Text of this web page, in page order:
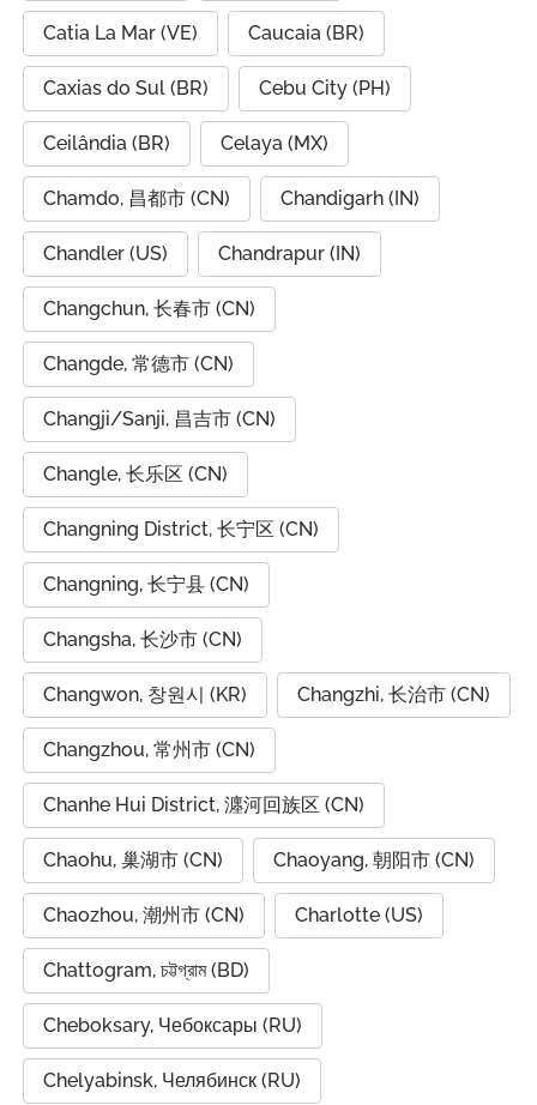
Catia La Mar (VE) Caucaia (BR)
Caxias do Sul (BR) Cebu City (PH)
Ceilândia (BR) Celaya (MX)
Chamdo, 昌都市 (CN) Chandigarh (IN)
Chandler (US) Chandrapur (IN)
Changchun, 长春市 (CN)
Changde, 常德市 (CN)
Changji/Sanji, 昌吉市 (CN)
Changle, 长乐区 (CN)
Changning District, 长宁区 (CN)
Changning, 长宁县 (CN)
Changsha, 长沙市 (CN)
Changwon, 창원시 (KR) Changzhi, 长治市 (CN)
Changzhou, 常州市 (CN)
Chanhe Hui District, 瀍河回族区 (CN)
Chaohu, 巢湖市 (CN) Chaoyang, 朝阳市 (CN)
Chaozhou, 潮州市 (CN) Charlotte (US)
Chattogram, চট্টগ্রাম (BD)
Cheboksary, Чебоксары (RU)
Chelyabinsk, Челябинск (RU)